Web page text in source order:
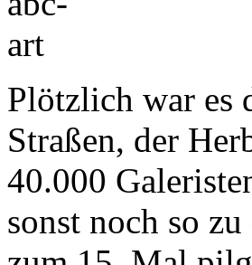
Plötzlich war es
Straßen, der
40.000
sonst noch so